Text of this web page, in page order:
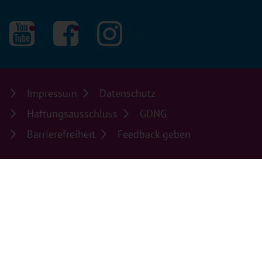
Impressum
Datenschutz
Haftungsausschluss
GDNG
Barrierefreiheit
Feedback geben